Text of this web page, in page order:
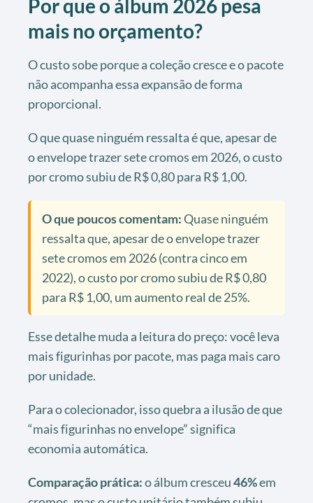
Por que o álbum 2026 pesa
mais no orçamento?
O custo sobe porque a coleção cresce e o pacote
não acompanha essa expansão de forma
proporcional.
O que quase ninguém ressalta é que, apesar de
o envelope trazer sete cromos em 2026, o custo
por cromo subiu de R$ 0,80 para R$ 1,00.
O que poucos comentam:Quase ninguém
ressalta que, apesar de o envelope trazer
sete cromos em 2026 (contra cinco em
2022), o custo por cromo subiu de R$ 0,80
para R$ 1,00, um aumento real de 25%.
Esse detalhe muda a leitura do preço: você leva
mais figurinhas por pacote, mas paga mais caro
por unidade.
Para o colecionador, isso quebra a ilusão de que
“mais figurinhas no envelope” significa
economia automática.
Comparação prática:o álbum cresceu46%em